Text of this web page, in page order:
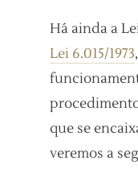
Há ainda a
Lei 6.015/1973
que se
veremos a